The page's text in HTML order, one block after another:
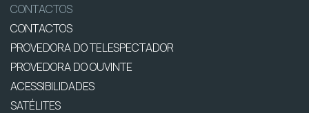
CONTACTOS
CONTACTOS
PROVEDORA DO TELESPECTADOR
PROVEDORA DO OUVINTE
ACESSIBILIDADES
SATÉLITES